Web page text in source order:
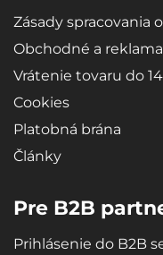
Zásady spracovania
Obchodné a
Vrátenie tovaru do
Cookies
Platobná brána
Články
Pre B2B
Prihlásenie do B2B